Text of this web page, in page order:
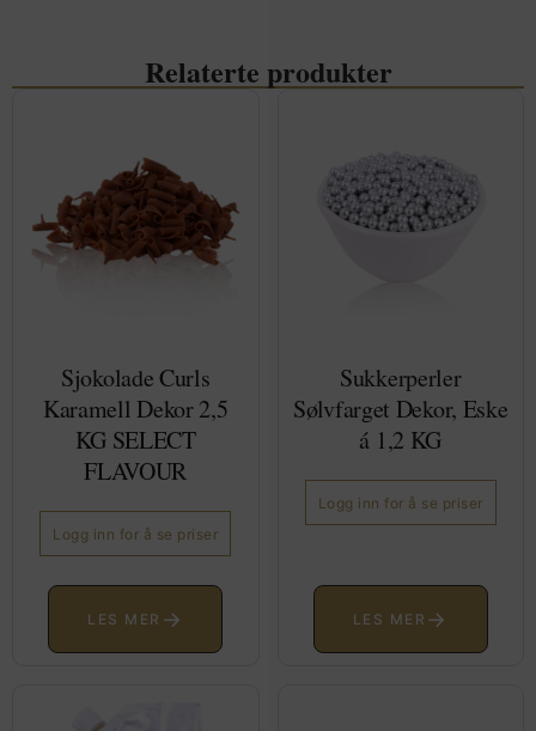
Relaterte produkter
Sjokolade Curls
Karamell Dekor 2,5
KG SELECT
FLAVOUR
Logg inn for å se priser
LES MER →
Sukkerperler
Sølvfarget Dekor, Eske
á 1,2 KG
Logg inn for å se priser
LES MER →